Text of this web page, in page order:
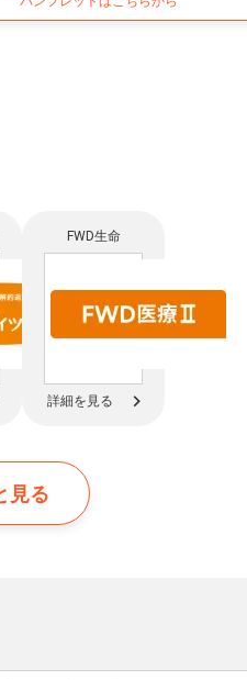
FWD生命
詳細を見る
見る